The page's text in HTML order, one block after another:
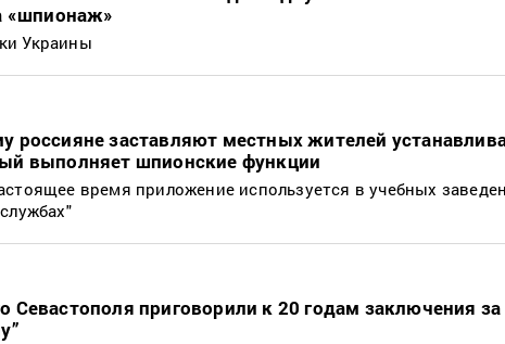
«шпионаж»
Украины
россияне заставляют местных жителей
выполняет шпионские функции
время приложение используется в учебных
Севастополя приговорили к 20 годам заключения за